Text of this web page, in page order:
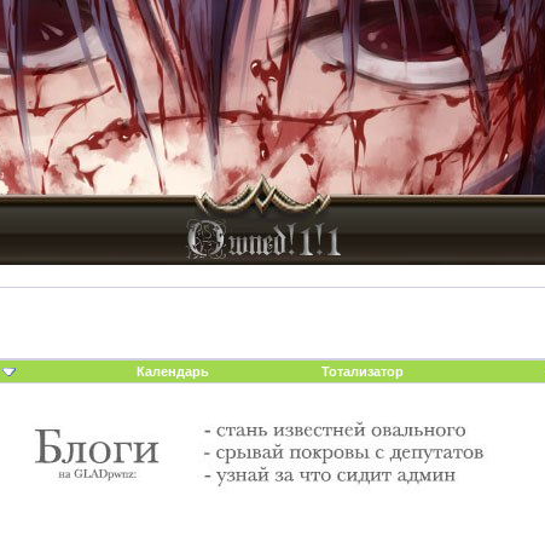
Календарь Тотализатор